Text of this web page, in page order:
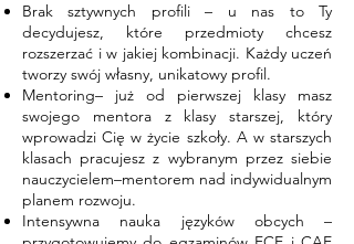
Brak sztywnych profili – u nas to Ty
decydujesz, które przedmioty chcesz
rozszerzać i w jakiej kombinacji. Każdy uczeń
tworzy swój własny, unikatowy profil.
Mentoring– już od pierwszej klasy masz
swojego mentora z klasy starszej, który
wprowadzi Cię w życie szkoły. A w starszych
klasach pracujesz z wybranym przez siebie
nauczycielem–mentorem nad indywidualnym
planem rozwoju.
Intensywna nauka języków obcych –